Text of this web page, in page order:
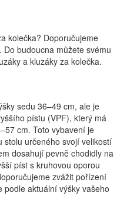
kolečka? Doporučujeme
budoucna můžete svému
a kluzáky za kolečka.
sedu 36–49 cm, ale je
pístu (VPF), který má
cm. Toto vybavení je
stolu určeného svojí velikostí
dosahují pevně chodidly na
píst s kruhovou oporou
zvážit pořízení
aktuální výšky vašeho